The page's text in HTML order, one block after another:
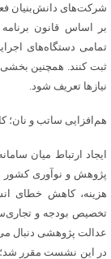
شرکت‌های دانش‌بنیان
بر اساس قانون
تمامی دستگاه‌های
ثبت کنند. همچنین بخشی
نیازها تعریف شود.
هم‌افزایی ساتب و
ایجاد ارتباط میان
پژوهش و نوآوری کشور
هزینه، کاهش خطای
تخصیص بودجه و
عدالت پژوهشی دنبال
در این نشست مقرر شد؛